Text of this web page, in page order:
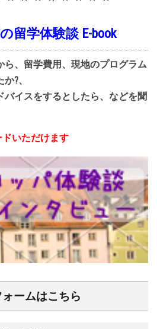
留学体験談 E-book
ら、留学費用、現地のプログラム
?、
イスをするとしたら、などを聞
いただけます
ームはこちら